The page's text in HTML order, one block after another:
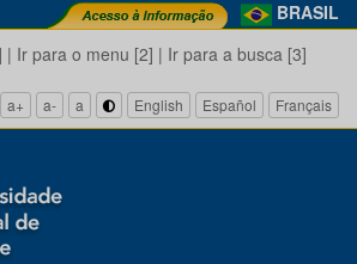
BRASIL
| Ir para o menu [2] | Ir para a busca [3]
a+ a- a English Español Français